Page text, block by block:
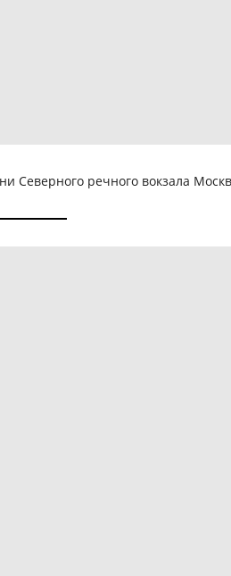
Северного речного вокзала